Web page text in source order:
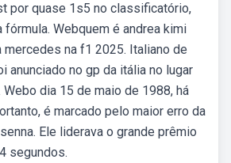
por quase 1s5 no classificatório,
fórmula. Webquem é andrea kimi
na f1 2025. Italiano de
anunciado no gp da itália no lugar
dia 15 de maio de 1988, há
é marcado pelo maior erro da
Ele liderava o grande prêmio
segundos.